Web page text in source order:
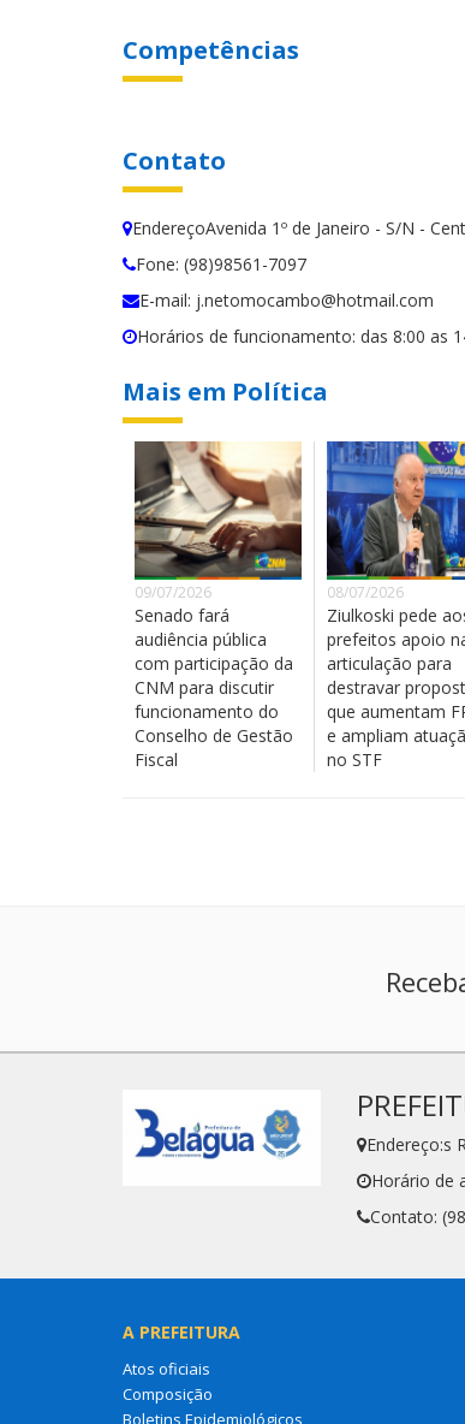
Competências
Contato
EndereçoAvenida 1º de Janeiro - S/N -
Fone: (98)98561-7097
E-mail: j.netomocambo@hotmail.com
Horários de funcionamento: das 8:00 as
Mais em Política
09/07/2026
Senado fará
audiência pública
com participação da
CNM para discutir
funcionamento do
Conselho de Gestão
Fiscal
08/07/2026
Ziulkoski pede
prefeitos apoio
articulação para
destravar
que aumentam
e ampliam
no STF
Endereço:s
Horário de
Contato:
A PREFEITURA
Atos oficiais
Composição
Boletins Epidemiológicos